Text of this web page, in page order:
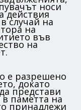
носи
действия
случай на
на
във
на
е разрешено
докато
представи
паметта на
принадлежи